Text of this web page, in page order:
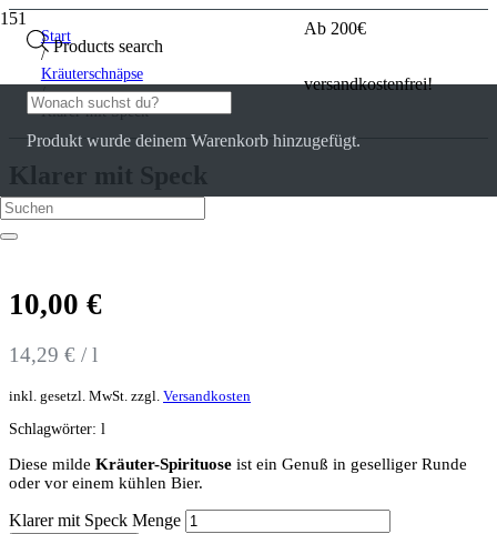
Products search
Ab 200€
versandkostenfrei!
Produkt wurde deinem Warenkorb hinzugefügt.
Start
/
Kräuterschnäpse
/
Klarer mit Speck
0Kundenrezensionen
10,00 €
14,29 € / l
inkl. gesetzl. MwSt. zzgl. Versandkosten
Schlagwörter: l
Diese milde Kräuter-Spirituose ist ein Genuß in geselliger Runde
oder vor einem kühlen Bier.
Klarer mit Speck Menge